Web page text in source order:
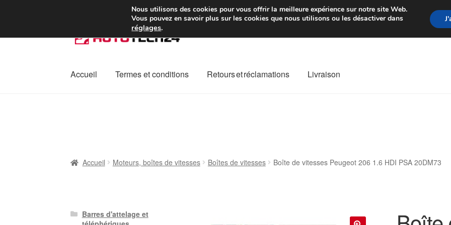
Colissimo livraison à partir de 7 EUR Du lundi au
à
navigation
au
Accueil Termes et conditions Retours et réclamations Livraison
Accueil Moteurs, boîtes de vitesses Boîtes de vitesses Boîte de vitesses Peugeot 206 1.6 HDI PSA 20DM73
Barres d'attelage et
Nous utilisons des cookies pour vous offrir la meilleure expérience sur notre site Web.
Vous pouvez en savoir plus sur les cookies que nous utilisons ou les désactiver dans
réglages.